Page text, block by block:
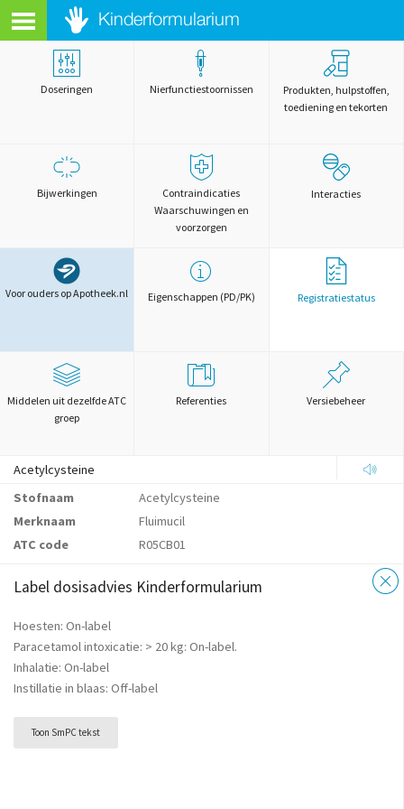
Doseringen Nierfunctiestoornissen
Produkten, hulpstoffen,
toediening en tekorten
Bijwerkingen
Contraindicaties
Waarschuwingen en
voorzorgen
Interacties
Voor ouders op Apotheek.nl Eigenschappen (PD/PK) Registratiestatus
Middelen uit dezelfde ATC
groep
Referenties Versiebeheer
Acetylcysteine
Stofnaam
Acetylcysteine
Merknaam
Fluimucil
ATC code
R05CB01
Label dosisadvies Kinderformularium
Hoesten: On-label
Paracetamol intoxicatie: > 20 kg: On-label.
Inhalatie: On-label
Instillatie in blaas: Off-label
Toon SmPC tekst